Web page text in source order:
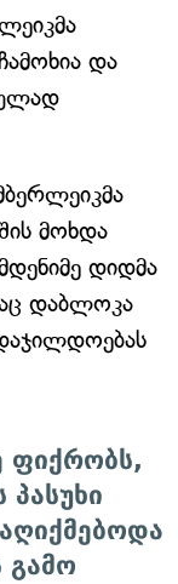
და
მოხდა
დიდმა
დაბლოკა
ფიქრობს,
გამო